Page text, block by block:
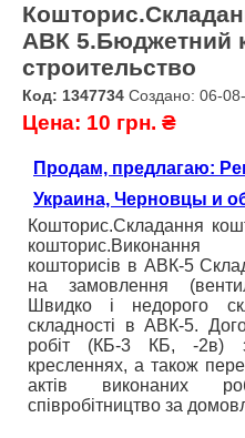
АВК 5.Бюджетний
строительство
Код: 1347734 Создано: 06-
Цена: 10 грн. ₴
Продам, предлагаю:
Украина, Черновцы и
Кошторис.Складання
кошторисів в АВК-5
на замовлення
Швидко і недорого
складності в АВК-5.
робіт (КБ-3 КБ, -2в)
кресленнях, а також
актів виконаних
співробітництво за